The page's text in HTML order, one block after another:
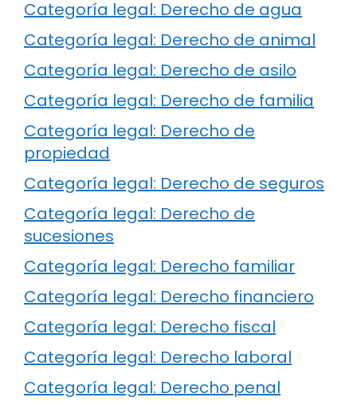
Categoría legal: Derecho de agua
Categoría legal: Derecho de animal
Categoría legal: Derecho de asilo
Categoría legal: Derecho de familia
Categoría legal: Derecho de
propiedad
Categoría legal: Derecho de seguros
Categoría legal: Derecho de
sucesiones
Categoría legal: Derecho familiar
Categoría legal: Derecho financiero
Categoría legal: Derecho fiscal
Categoría legal: Derecho laboral
Categoría legal: Derecho penal